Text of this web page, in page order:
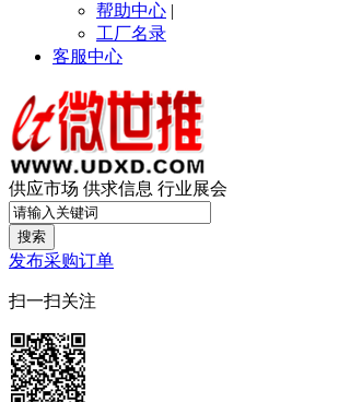
帮助中心 |
工厂名录
客服中心
供应市场 供求信息 行业展会
搜索
发布采购订单
扫一扫关注